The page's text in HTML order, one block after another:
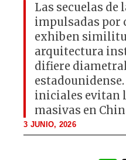
Las secuelas
impulsadas
exhiben
arquitectura
difiere
iniciales evitan
masivas en
3 JUNIO, 2026